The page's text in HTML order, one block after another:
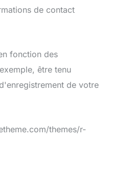
de contact
fonction des
être tenu
de votre
themes/r-